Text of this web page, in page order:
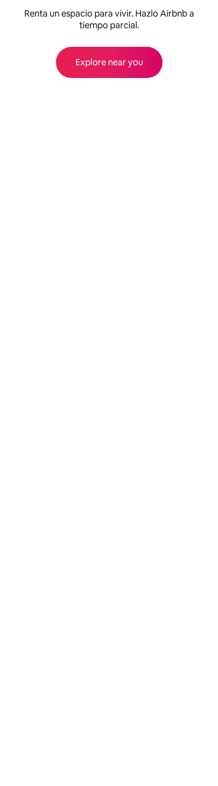
Renta un espacio para vivir. Hazlo Airbnb a
tiempo parcial.
Explore near you